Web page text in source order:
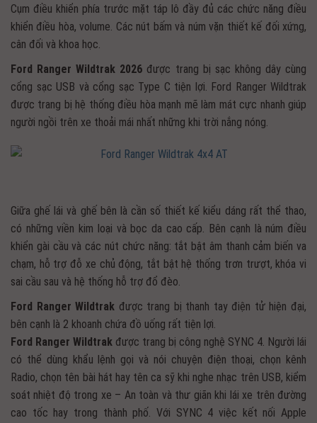
Cụm điều khiển phía trước mặt táp lô đầy đủ các chức năng điều
khiển điều hòa, volume. Các nút bấm và núm vặn thiết kế đối xứng,
cân đối và khoa học.
Ford Ranger Wildtrak 2026 được trang bị sạc không dây cùng
cổng sạc USB và cổng sạc Type C tiện lợi. Ford Ranger Wildtrak
được trang bị hệ thống điều hòa mạnh mẽ làm mát cực nhanh giúp
người ngồi trên xe thoải mái nhất những khi trời nắng nóng.
Giữa ghế lái và ghế bên là cần số thiết kế kiểu dáng rất thể thao,
có những viền kim loại và bọc da cao cấp. Bên cạnh là núm điều
khiển gài cầu và các nút chức năng: tắt bật âm thanh cảm biến va
chạm, hỗ trợ đỗ xe chủ động, tắt bật hệ thống trơn trượt, khóa vi
sai cầu sau và hệ thống hỗ trợ đổ đèo.
Ford Ranger Wildtrak được trang bị thanh tay điện tử hiện đại,
bên cạnh là 2 khoanh chứa đồ uống rất tiện lợi.
Ford Ranger Wildtrak được trang bị công nghệ SYNC 4. Người lái
có thể dùng khẩu lệnh gọi và nói chuyện điện thoại, chọn kênh
Radio, chọn tên bài hát hay tên ca sỹ khi nghe nhạc trên USB, kiểm
soát nhiệt độ trong xe – An toàn và thư giãn khi lái xe trên đường
cao tốc hay trong thành phố. Với SYNC 4 việc kết nối Apple